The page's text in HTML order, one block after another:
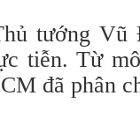
tướng Vũ
tiễn. Từ
đã phân